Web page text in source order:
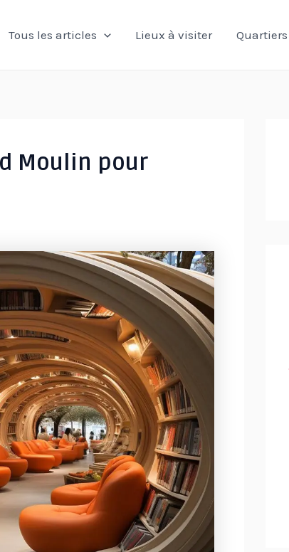
Tous les articles Lieux à visiter Quartiers
Moulin pour